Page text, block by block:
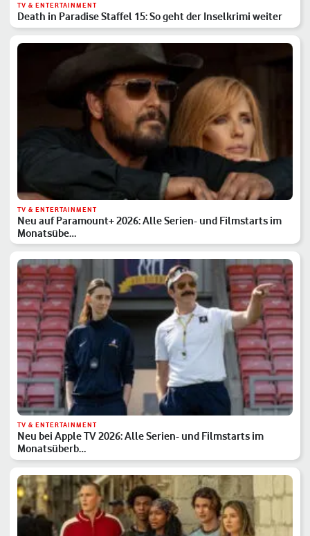
TV & ENTERTAINMENT
Death in Paradise Staffel 15: So geht der Inselkrimi weiter
TV & ENTERTAINMENT
Neu auf Paramount+ 2026: Alle Serien- und Filmstarts im
Monatsübe…
TV & ENTERTAINMENT
Neu bei Apple TV 2026: Alle Serien- und Filmstarts im
Monatsüberb…